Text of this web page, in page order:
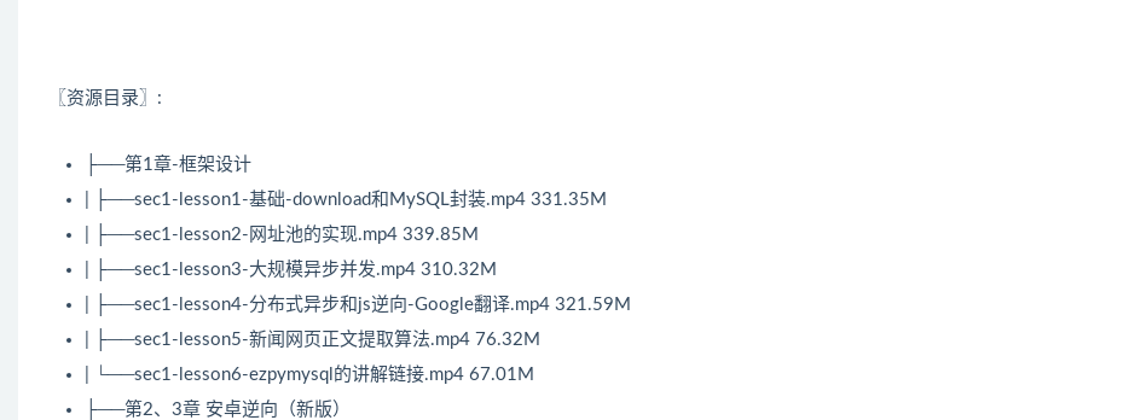
〖资源目录〗:
├──第1章-框架设计
| ├──sec1-lesson1-基础-download和MySQL封装.mp4 331.35M
| ├──sec1-lesson2-网址池的实现.mp4 339.85M
| ├──sec1-lesson3-大规模异步并发.mp4 310.32M
| ├──sec1-lesson4-分布式异步和js逆向 -Google翻译.mp4 321.59M
| ├──sec1-lesson5-新闻网页正文提取算法.mp4 76.32M
| └──sec1-lesson6-ezpymysql的讲解链接.mp4 67.01M
├──第2、3章 安卓逆向（新版）